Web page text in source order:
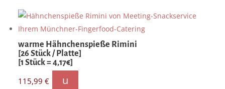
warme Hähnchenspieße Rimini
[26 Stück / Platte]
[1 Stück = 4,17€]
115,99€ u